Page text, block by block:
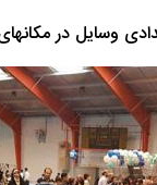
وسایل در